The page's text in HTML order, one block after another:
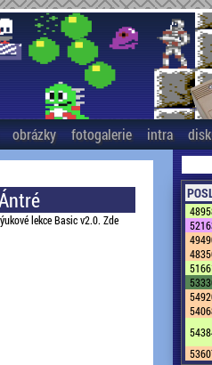
obrázky fotogalerie intra
lekce Basic v2.0. Zde